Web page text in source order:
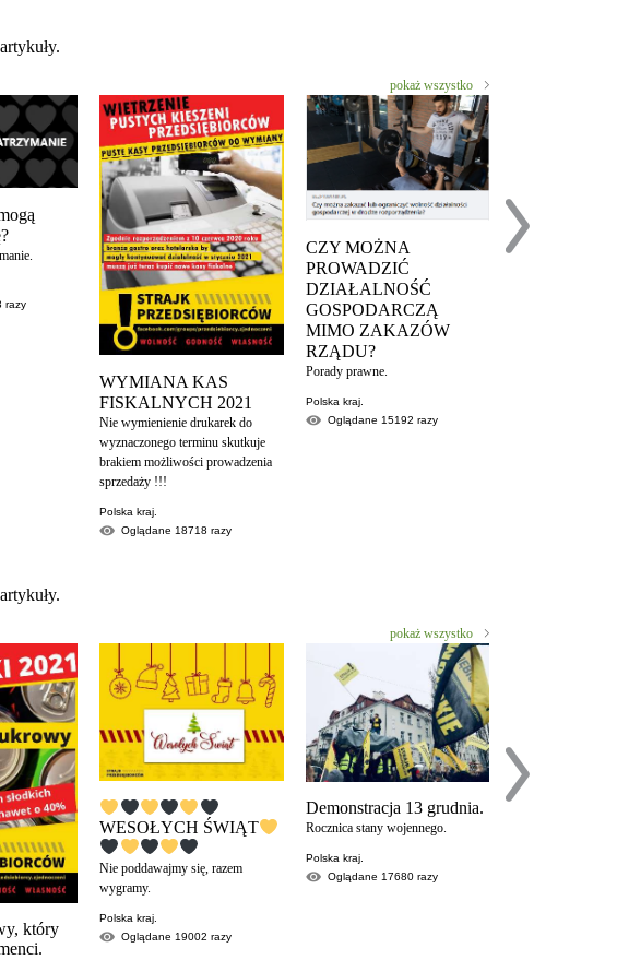
pokaż wszystko
razy
WYMIANA KAS
FISKALNYCH 2021
Nie wymienienie drukarek do
wyznaczonego terminu skutkuje
brakiem możliwości prowadzenia
sprzedaży !!!
Polska kraj.
Oglądane 18718razy
CZY MOŻNA
PROWADZIĆ
DZIAŁALNOŚĆ
GOSPODARCZĄ
MIMO ZAKAZÓW
RZĄDU?
Porady prawne.
Polska kraj.
Oglądane 15192 razy
pokaż wszystko
który
WESOŁYCH ŚWIĄT
Nie poddawajmy się, razem
wygramy.
Polska kraj.
Oglądane 19002razy
Demonstracja 13 grudnia.
Rocznica stany wojennego.
Polska kraj.
Oglądane 17680 razy